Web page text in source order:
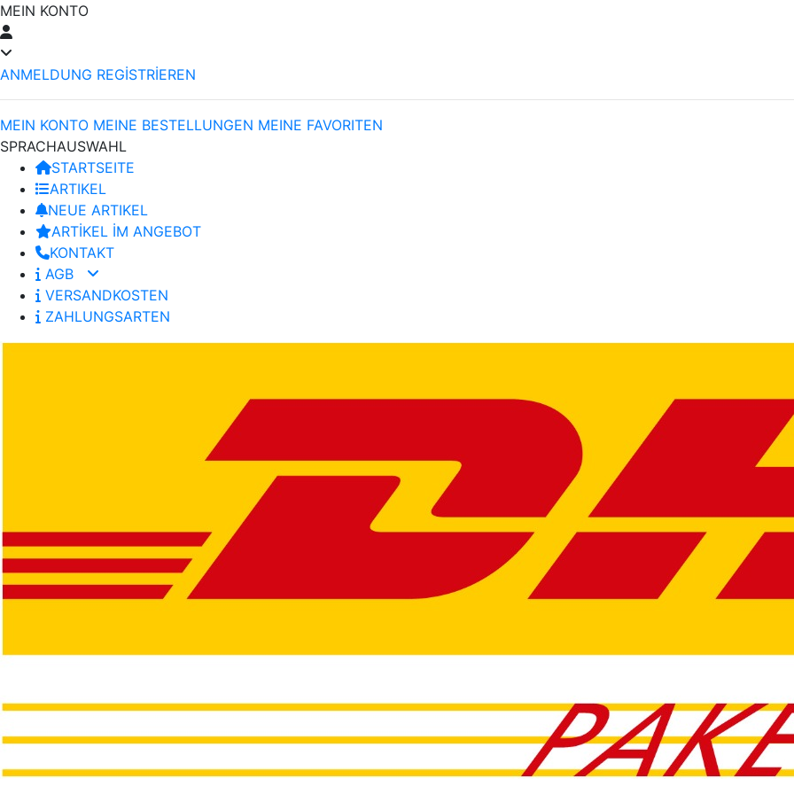
MEIN KONTO
ANMELDUNG REGİSTRİEREN
MEIN KONTO MEINE BESTELLUNGEN MEINE FAVORITEN
SPRACHAUSWAHL
STARTSEITE
ARTIKEL
NEUE ARTIKEL
ARTİKEL İM ANGEBOT
KONTAKT
AGB
VERSANDKOSTEN
ZAHLUNGSARTEN